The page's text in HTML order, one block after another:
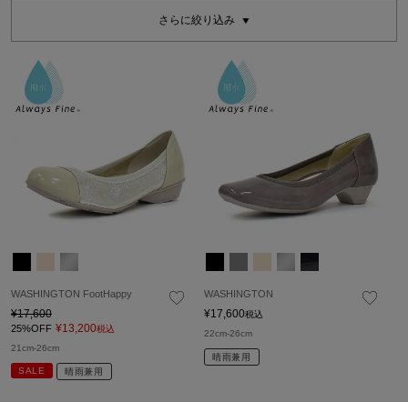
さらに絞り込み
WASHINGTON FootHappy
¥17,600
25%OFF ¥13,200税込
21cm-26cm
SALE 晴雨兼用
WASHINGTON
¥17,600税込
22cm-26cm
晴雨兼用